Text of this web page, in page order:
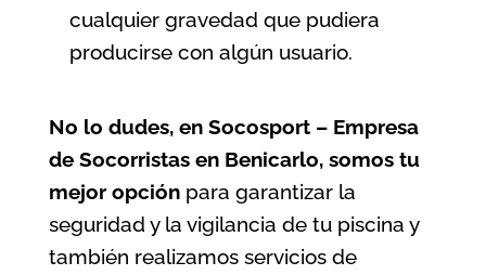
cualquier gravedad que pudiera
producirse con algún usuario.
No lo dudes, en Socosport – Empresa
de Socorristas en Benicarlo, somos tu
mejor opción para garantizar la
seguridad y la vigilancia de tu piscina y
también realizamos servicios de